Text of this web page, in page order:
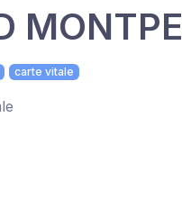
carte vitale